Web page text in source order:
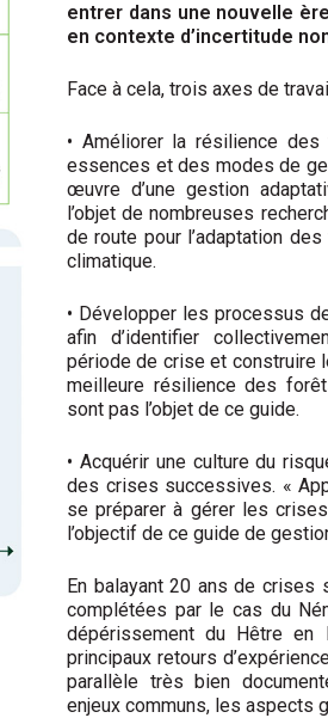
entrer dans une nouvelle
en contexte d’incertitude
Face à cela, trois axes de
• Améliorer la résilience
essences et des modesde
œuvre d’une gestion
l’objet de nombreuses
de route pour l’adaptation
climatique.
• Développer les processus
afin d’identifier col
période de crise et construire
meilleure résilience des
sont pas l’objet de ce guide.
• Acquérir une culture du
des crises successives. «
se préparer à gérer les
l’objectif de ce guide de
En balayant 20 ans de crises
complétées par le cas du
dépérissement du Hêtre en
principaux retours
parallèle très bien
enjeux communs, les aspects